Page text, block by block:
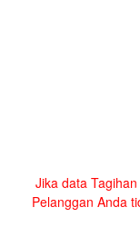
Jika data
Pelanggan Anda